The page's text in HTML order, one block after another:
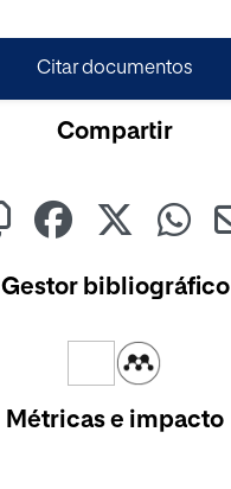
Citar documentos
Compartir
Gestor bibliográfico
Métricas e impacto